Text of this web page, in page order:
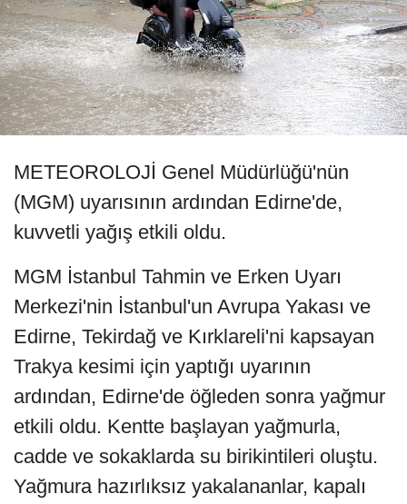
METEOROLOJİ Genel Müdürlüğü'nün
(MGM) uyarısının ardından Edirne'de,
kuvvetli yağış etkili oldu.
MGM İstanbul Tahmin ve Erken Uyarı
Merkezi'nin İstanbul'un Avrupa Yakası ve
Edirne, Tekirdağ ve Kırklareli'ni kapsayan
Trakya kesimi için yaptığı uyarının
ardından, Edirne'de öğleden sonra yağmur
etkili oldu. Kentte başlayan yağmurla,
cadde ve sokaklarda su birikintileri oluştu.
Yağmura hazırlıksız yakalananlar, kapalı